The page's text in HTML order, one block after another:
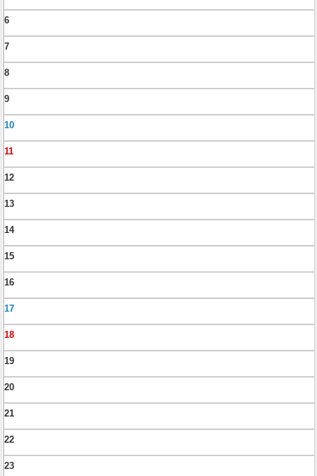
6
7
8
9
10
11
12
13
14
15
16
17
18
19
20
21
22
23